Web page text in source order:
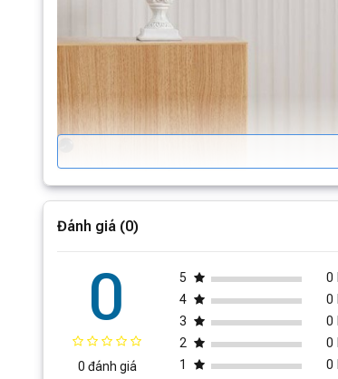
Đánh giá (0)
0
0 đánh giá
5 0
4
0
3
0
2
0
1
0